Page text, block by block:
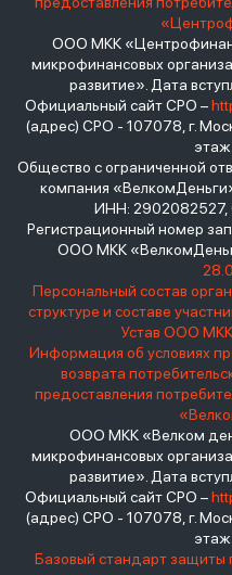
ООО МКК
микрофинансовых
развитие». Дата
Официальный сайт СРО –
(адрес) СРО - 107078, г.
этаж
Общество с ограниченной
компания
ИНН: 2902082527,
Регистрационный номер
ООО МКК
Персональный состав
структуре и составе
Устав ООО
Информация об условиях
возврата
предоставления
ООО МКК «Велком
микрофинансовых
развитие». Дата
Официальный сайт СРО –
(адрес) СРО - 107078, г.
этаж
Базовый стандарт защиты